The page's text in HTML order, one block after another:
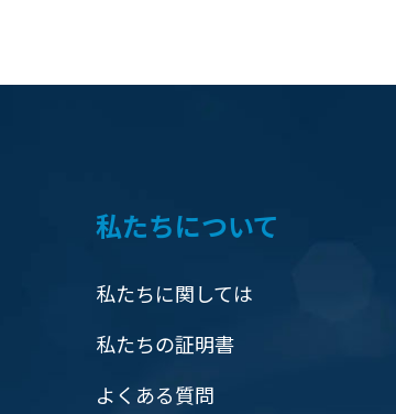
私たちについて
私たちに関しては
私たちの証明書
よくある質問